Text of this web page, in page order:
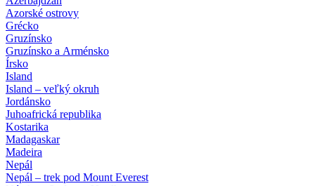
Azorské ostrovy
Grécko
Gruzínsko
Gruzínsko a Arménsko
Írsko
Island
Island – veľký okruh
Jordánsko
Juhoafrická republika
Kostarika
Madagaskar
Madeira
Nepál
Nepál – trek pod Mount Everest